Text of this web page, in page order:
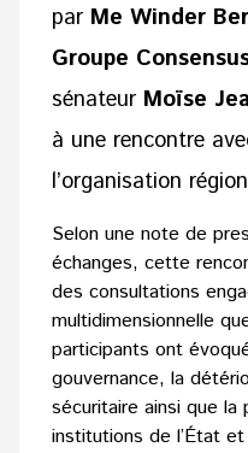
par Me Winder
Groupe
sénateur Moïse
à une rencontre
l’organisation
Selon une note de
échanges, cette
des consultations
multidimensionnelle
participants ont
gouvernance, la
sécuritaire ainsi que
institutions de l’État